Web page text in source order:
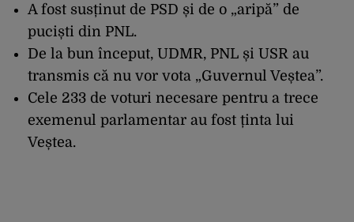
A fost susținut de PSD și de o „aripă” de
puciști din PNL.
De la bun început, UDMR, PNL și USR au
transmis că nu vor vota „Guvernul Veștea”.
Cele 233 de voturi necesare pentru a trece
exemenul parlamentar au fost ținta lui
Veștea.